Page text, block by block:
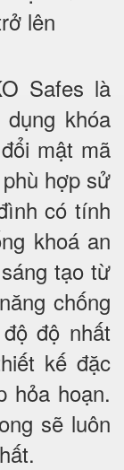
lên
Safes là
khóa
mật mã
hợp sử
có tính
khoá an
tạo từ
chống
độ nhất
kế đặc
hỏa hoạn.
sẽ luôn